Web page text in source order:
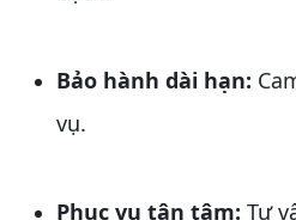
Bảo hành dài hạn:
vụ.
Phục vụ tận tâm: Tư